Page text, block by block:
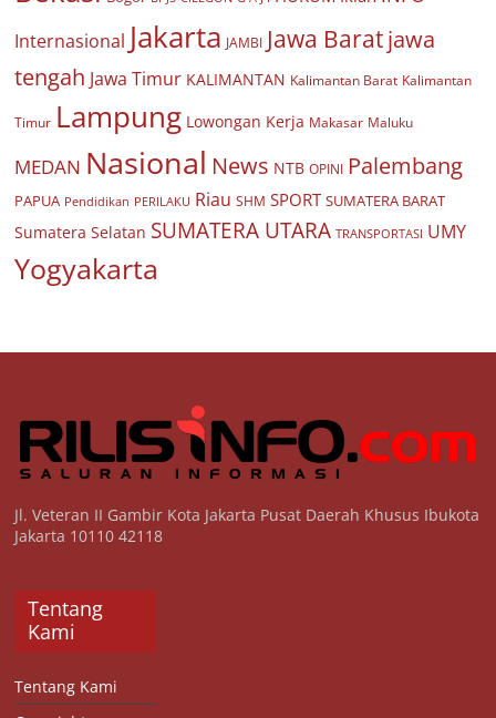
Internasional Jakarta JAMBI Jawa Baratjawa
tengah Jawa Timur KALIMANTAN Kalimantan Barat Kalimantan
Timur Lampung Lowongan Kerja Makasar Maluku
MEDAN Nasional News NTB OPINI Palembang
PAPUA Pendidikan PERILAKU Riau SHM SPORT SUMATERA BARAT
Sumatera Selatan SUMATERA UTARA TRANSPORTASI UMY
Yogyakarta
Jl. Veteran II Gambir Kota Jakarta Pusat Daerah Khusus Ibukota
Jakarta 10110 42118
Tentang
Kami
Tentang Kami